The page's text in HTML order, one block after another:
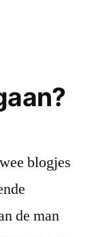
blogjes
de man